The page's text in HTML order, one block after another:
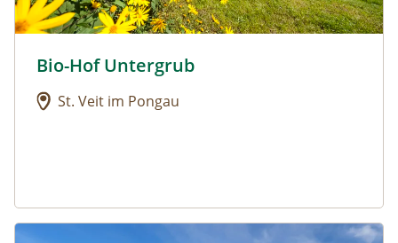
Urlaub am Bauernhof: Bio-Hof Untergrub
Bio-Hof Untergrub
St. Veit im Pongau
Urlaub am Bauernhof: Biohof Maurachgut